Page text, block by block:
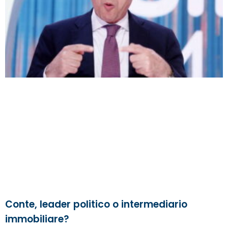
Conte, leader politico o intermediario
immobiliare?